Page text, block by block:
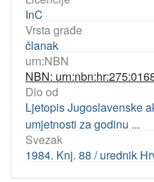
InC
Vrsta građe
članak
urn:NBN
NBN:
Dio od
Ljetopis Jugoslavenske
umjetnosti za godinu ...
Svezak
1984. Knj. 88 / urednik